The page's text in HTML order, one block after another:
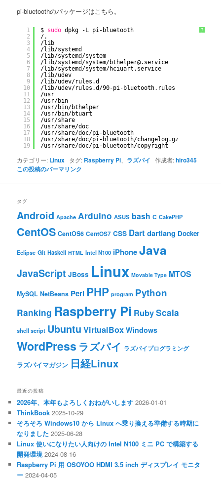
pi-bluetoothのパッケージはこちら。
?
1
2
3
4
5
6
7
8
9
10
11
12
13
14
15
16
17
18
19
$ sudo dpkg -L pi-bluetooth
/.
/lib
/lib/systemd
/lib/systemd/system
/lib/systemd/system/bthelper@.service
/lib/systemd/system/hciuart .service
/lib/udev
/lib/udev/rules .d
/lib/udev/rules .d /90-pi-bluetooth.rules
/usr
/usr/bin
/usr/bin/bthelper
/usr/bin/btuart
/usr/share
/usr/share/doc
/usr/share/doc/pi-bluetooth
/usr/share/doc/pi-bluetooth/changelog.gz
/usr/share/doc/pi-bluetooth/copyright
カテゴリー: Linux タグ: Raspberry Pi ラズパイ 作成者:hiro345
この投稿のパーマリンク
タグ
Android Apache Arduino ASUS bash C CakePHP
CentOS CentOS6 CentOS7 CSS Dart dartlang Docker
Eclipse Git Haskell HTML Intel N100 iPhoneJava
JavaScript JBoss Linux Movable Type MTOS
MySQL NetBeans Perl PHP program Python
Ranking Raspberry Pi RubyScala
shell script Ubuntu VirtualBox Windows
WordPress ラズパイ ラズパイプログラミング
ラズパイマガジン 日経Linux
最近の投稿
2026年、本年もよろしくおねがいします 2026-01-01
ThinkBook 2025-10-29
そろそろ Windows10 から Linux へ乗り換える準備する時期に
なりました 2025-06-28
Linux 使いになりたい人向けの Intel N100 ミニ PC で構築する
開発環境 2024-08-16
Raspberry Pi 用 OSOYOO HDMI 3.5 inch ディスプレイ モニタ
ー 2024-04-05